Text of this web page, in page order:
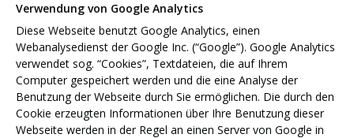
Verwendung von Google Analytics
Diese Webseite benutzt Google Analytics, einen
Webanalysedienst der Google Inc. (“Google”). Google Analytics
verwendet sog. “Cookies”, Textdateien, die auf Ihrem
Computer gespeichert werden und die eine Analyse der
Benutzung der Webseite durch Sie ermöglichen. Die durch den
Cookie erzeugten Informationen über Ihre Benutzung dieser
Webseite werden in der Regel an einen Server von Google in